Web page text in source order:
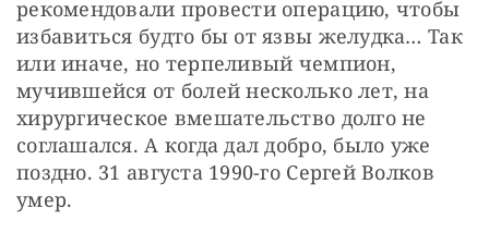
рекомендовали провести операцию, чтобы
избавиться будто бы от язвы желудка… Так
или иначе, но терпеливый чемпион,
мучившейся от болей несколько лет, на
хирургическое вмешательство долго не
соглашался. А когда дал добро, было уже
поздно. 31 августа 1990-го Сергей Волков
умер.